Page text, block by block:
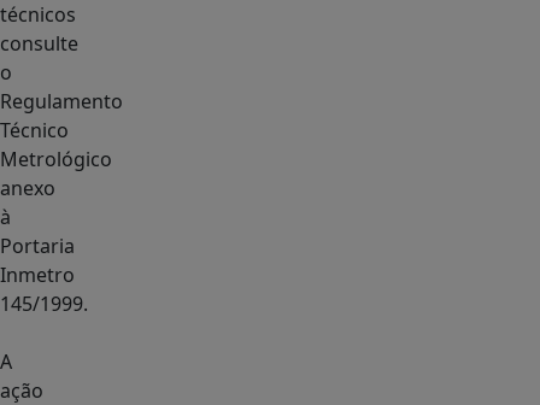
técnicos
consulte
o
Regulamento
Técnico
Metrológico
anexo
à
Portaria
Inmetro
145/1999.
A
ação